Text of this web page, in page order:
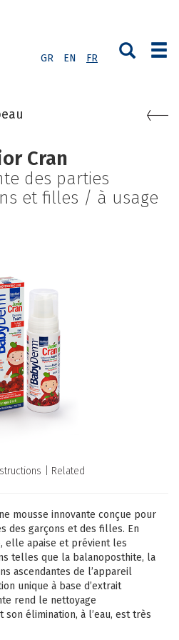
GR EN FR
Cran
des parties
et filles / à usage
Related
mousse innovante conçue pour
des garçons et des filles. En
elle apaise et prévient les
telles que la balanoposthite, la
ascendantes de l’appareil
unique à base d’extrait
rend le nettoyage
élimination, à l’eau, est très